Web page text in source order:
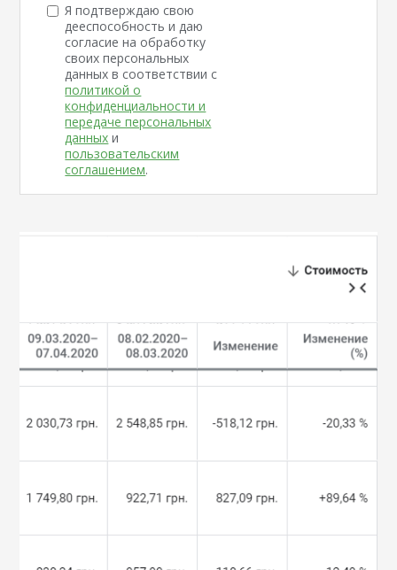
Я подтверждаю свою
дееспособность и даю
согласие на обработку
своих персональных
данных в соответствии с
политикой о
конфиденциальности и
передаче персональных
данных и
пользовательским
соглашением.